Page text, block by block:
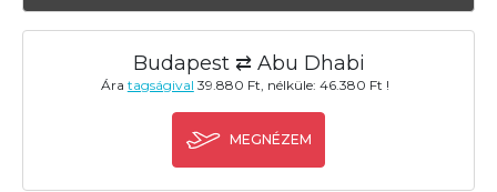
Budapest ⇄ Abu Dhabi
Ára tagságival 39.880 Ft, nélküle: 46.380 Ft !
MEGNÉZEM